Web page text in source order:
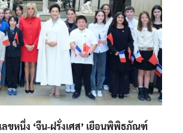
ขหนึ่ง ‘จีน-ฝรั่งเศส’ เยือนพิพิธภัณฑ์